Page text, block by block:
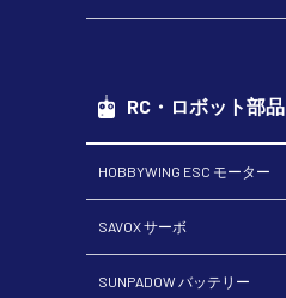
RC・ロボット部品
HOBBYWING ESC モーター
SAVOX サーボ
SUNPADOW バッテリー